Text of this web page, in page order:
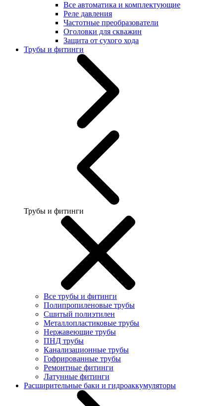
Все автоматика и комплектующие
Реле давления
Частотные преобразователи
Оголовки для скважин
Защита от сухого хода
Трубы и фитинги
Трубы и фитинги
Все трубы и фитинги
Полипропиленовые трубы
Сшитый полиэтилен
Металлопластиковые трубы
Нержавеющие трубы
ПНД трубы
Канализационные трубы
Гофрированные трубы
Ремонтные фитинги
Латунные фитинги
Расширительные баки и гидроаккумуляторы